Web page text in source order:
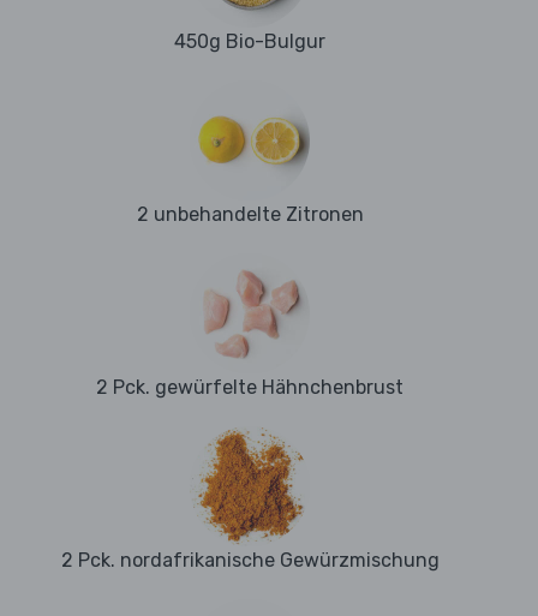
450g Bio-Bulgur
2 unbehandelte Zitronen
2 Pck. gewürfelte Hähnchenbrust
2 Pck. nordafrikanische Gewürzmischung